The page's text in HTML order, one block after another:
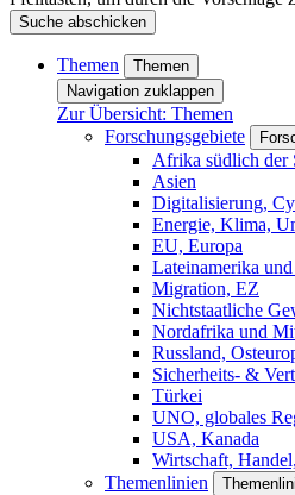
Suche abschicken
Themen
Themen
Navigation zuklappen
Zur Übersicht: Themen
Forschungsgebiete
Afrika südlich der
Asien
Digitalisierung,
Energie, Klima,
EU, Europa
Lateinamerika
Migration, EZ
Nichtstaatliche
Nordafrika und
Russland,
Sicherheits- &
Türkei
UNO, globales
USA, Kanada
Wirtschaft,
Themenlinien